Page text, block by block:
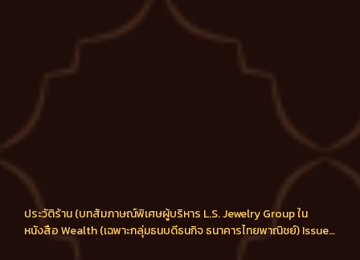
ประวัติร้าน (บทสัมภาษณ์พิเศษผู้บริหาร L.S. Jewelry Group ใน
หนังสือ Wealth (เฉพาะกลุ่มธนบดีธนกิจ ธนาคารไทยพาณิชย์) Issue